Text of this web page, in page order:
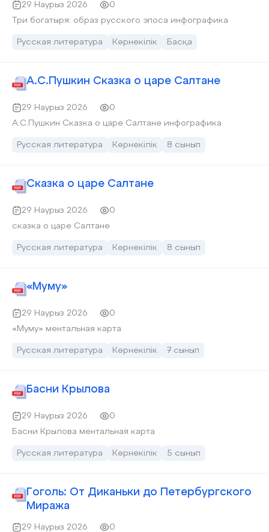
29 Наурыз 2026
0
Три богатыря: образ русского эпоса инфографика
Русская литература Көрнекілік Басқа
А.С.Пушкин Сказка о царе Салтане
29 Наурыз 2026
0
А.С.Пушкин Сказка о царе Салтане инфографика
Русская литература Көрнекілік 8 сынып
Сказка о царе Салтане
29 Наурыз 2026
0
сказка о царе Салтане
Русская литература Көрнекілік 8 сынып
«Муму»
29 Наурыз 2026
0
«Муму» ментальная карта
Русская литература Көрнекілік 7 сынып
Басни Крылова
29 Наурыз 2026
0
Басни Крылова ментальная карта
Русская литература Көрнекілік 5 сынып
Гоголь: От Диканьки до Петербургского
Миража
29 Наурыз 2026
0